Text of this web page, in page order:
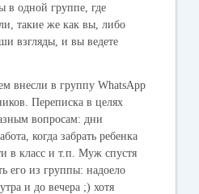
в одной группе, где
такие же как вы, либо
взгляды, и вы ведете
внесли в группу WhatsApp
Переписка в целях
вопросам: дни
когда забрать ребенка
в класс и т.п. Муж спустя
его из группы: надоело
и до вечера ;) хотя